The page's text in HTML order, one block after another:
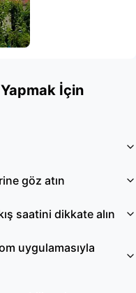
İçin
göz atın
saatini dikkate alın
uygulamasıyla